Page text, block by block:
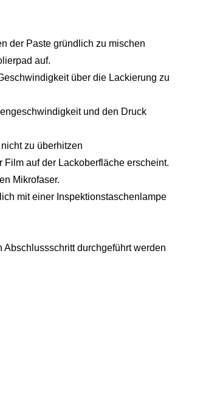
der Paste gründlich zu mischen
auf.
über die Lackierung zu
und den Druck
zu überhitzen
auf der Lackoberfläche erscheint.
Mikrofaser.
mit einer Inspektionstaschenlampe
durchgeführt werden